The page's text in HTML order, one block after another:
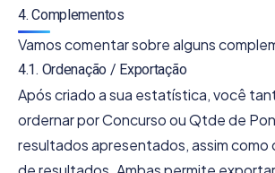
4. Complementos
Vamos comentar sobre alguns
4.1. Ordenação / Exportação
Após criado a sua estatística, você
ordernar por Concurso ou Qtde de
resultados apresentados, assim como